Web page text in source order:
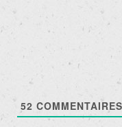
52 COMMENTAIRES